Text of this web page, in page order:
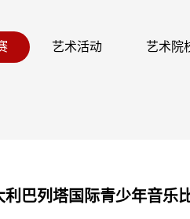
艺术活动 艺术院
巴列塔国际青少年音乐